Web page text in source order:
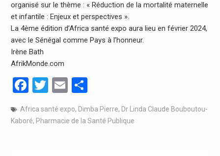
organisé sur le thème : « Réduction de la mortalité maternelle
et infantile : Enjeux et perspectives ».
La 4ème édition d’Africa santé expo aura lieu en février 2024,
avec le Sénégal comme Pays à l’honneur.
Irène Bath
AfrikMonde.com
Facebook
Twitter
Email
Africa santé expo, Dimba Pierre, Dr Linda Claude Bouboutou-
Kaboré, Pharmacie de la Santé Publique